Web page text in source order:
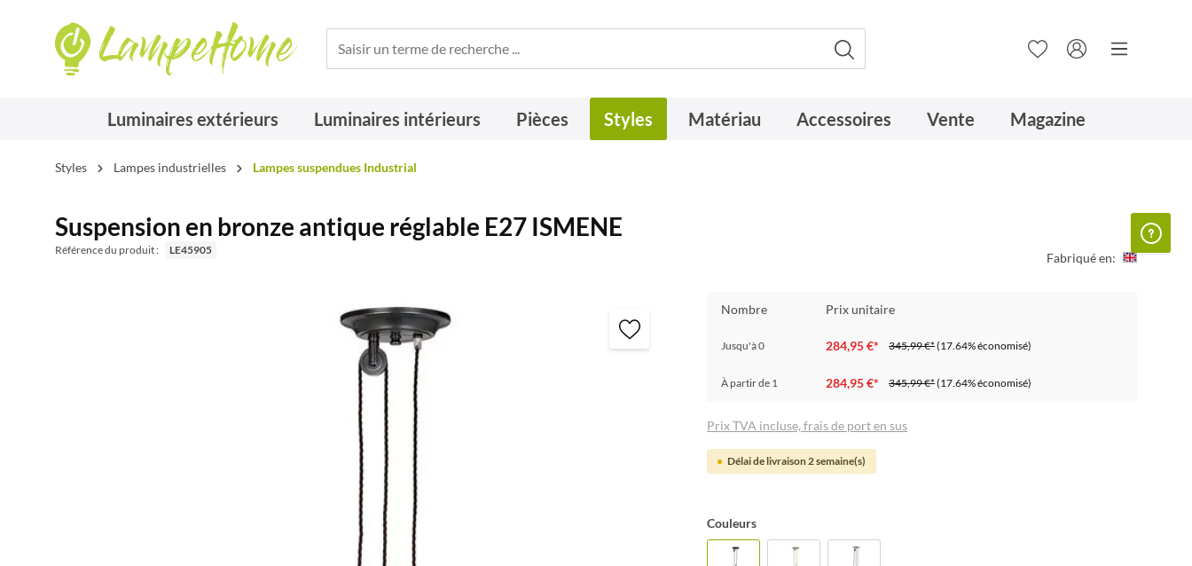
Luminaires extérieurs Luminaires intérieurs Pièces Styles Matériau Accessoires Vente Magazine
Styles Lampes industrielles Lampes suspendues Industrial
Suspension en bronze antique réglable E27 ISMENE
Référence du produit : LE45905 Fabriqué en:
Nombre Prix unitaire
Jusqu'à0 284,95 €* 345,99 €*(17.64% économisé)
À partir de 1 284,95 €* 345,99 €*(17.64% économisé)
Prix TVA incluse, frais de port en sus
Délai de livraison 2 semaine(s)
Couleurs